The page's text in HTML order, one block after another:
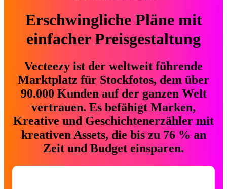
Erschwingliche Pläne mit
einfacher Preisgestaltung
Vecteezy ist der weltweit führende
Marktplatz für Stockfotos, dem über
90.000 Kunden auf der ganzen Welt
vertrauen. Es befähigt Marken,
Kreative und Geschichtenerzähler mit
kreativen Assets, die bis zu 76 % an
Zeit und Budget einsparen.